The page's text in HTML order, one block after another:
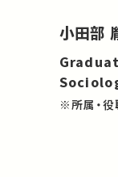
小田部
※所属・役